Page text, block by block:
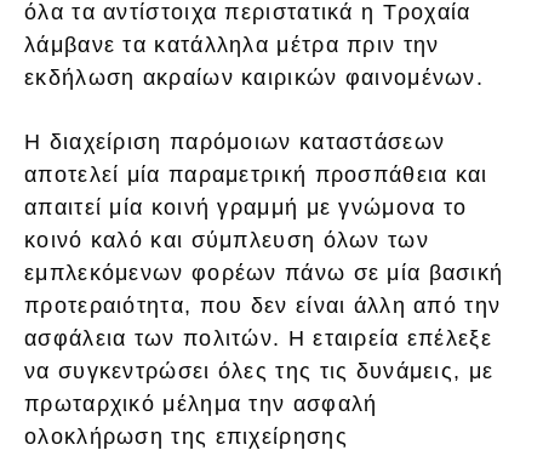
όλα τα αντίστοιχα περιστατικά η Τροχαία
λάμβανε τα κατάλληλα μέτρα πριν την
εκδήλωση ακραίων καιρικών φαινομένων.
Η διαχείριση παρόμοιων καταστάσεων
αποτελεί μία παραμετρική προσπάθεια και
απαιτεί μία κοινή γραμμή με γνώμονα το
κοινό καλό και σύμπλευση όλων των
εμπλεκόμενων φορέων πάνω σε μία βασική
προτεραιότητα, που δεν είναι άλλη από την
ασφάλεια των πολιτών. Η εταιρεία επέλεξε
να συγκεντρώσει όλες της τις δυνάμεις, με
πρωταρχικό μέλημα την ασφαλή
ολοκλήρωση της επιχείρησης